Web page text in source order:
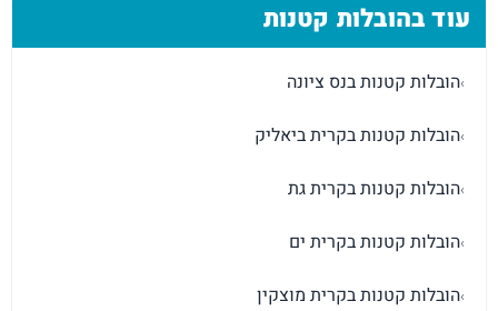
עוד בהובלות קטנות
›הובלות קטנות בנס ציונה
›הובלות קטנות בקרית ביאליק
›הובלות קטנות בקרית גת
›הובלות קטנות בקרית ים
›הובלות קטנות בקרית מוצקין